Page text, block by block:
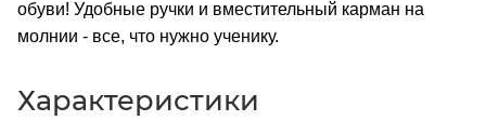
обуви! Удобные ручки и вместительный карман на
молнии - все, что нужно ученику.
Характеристики